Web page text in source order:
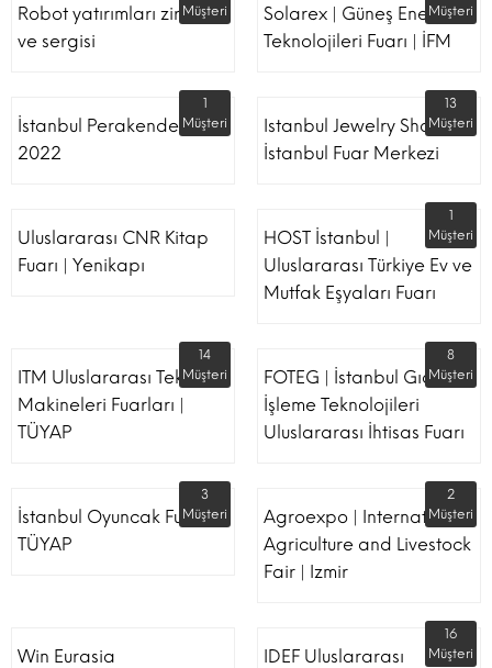
Robot yatırımları zirvesi
ve sergisi
Müşteri
Solarex | Güneş Enerjisi &
Teknolojileri Fuarı | İFM
Müşteri
İstanbul Perakende Fuarı
2022
1
Müşteri
Istanbul Jewelry Show |
İstanbul Fuar Merkezi
13
Müşteri
Uluslararası CNR Kitap
Fuarı | Yenikapı
HOST İstanbul |
Uluslararası Türkiye Ev ve
Mutfak Eşyaları Fuarı
1
Müşteri
ITM Uluslararası Tekstil
Makineleri Fuarları |
TÜYAP
14
Müşteri
FOTEG | İstanbul Gıda
İşleme Teknolojileri
Uluslararası İhtisas Fuarı
8
Müşteri
İstanbul Oyuncak Fuarı -
TÜYAP
3
Müşteri
Agroexpo | International
Agriculture and Livestock
Fair | Izmir
2
Müşteri
Win Eurasia
IDEF Uluslararası
16
Müşteri